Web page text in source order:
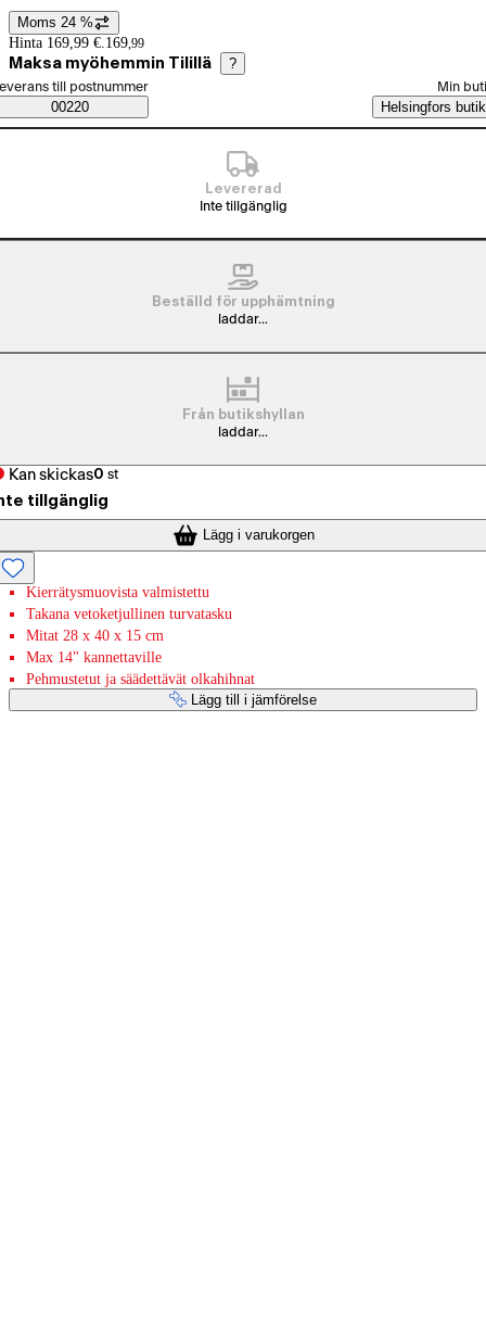
Prisinformation
Moms 24 %
Hinta 169,99 €. 169,99
Maksa myöhemmin Tilillä ?
Saatavuustiedot
beställningssätt
till postnummer
00220
Min
Helsingfors butik
Levererad
Inte tillgänglig
Beställd för upphämtning
laddar...
Från butikshyllan
laddar...
Kan skickas0 st
tillgänglig
Lägg i varukorgen
Kierrätysmuovista valmistettu
Takana vetoketjullinen turvatasku
Mitat 28 x 40 x 15 cm
Max 14" kannettaville
Pehmustetut ja säädettävät olkahihnat
Lägg till i jämförelse